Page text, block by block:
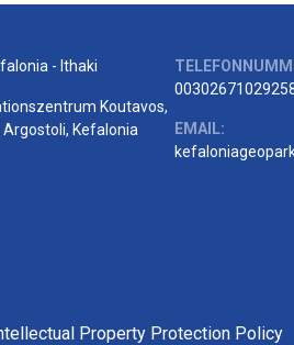
- Ithaki
Koutavos,
Kefalonia
EMAIL:
Property Protection Policy